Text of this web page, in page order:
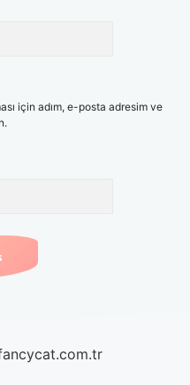
için adım, e-posta adresim ve